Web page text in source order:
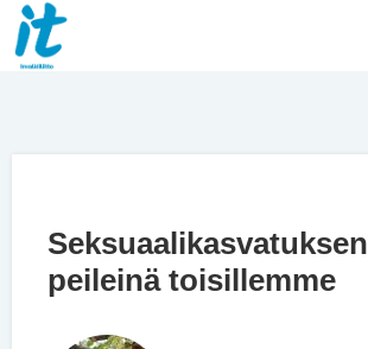
Seksuaalikasvatuksen
peileinä toisillemme